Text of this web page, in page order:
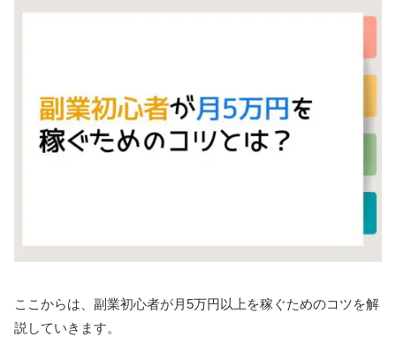
ここからは、副業初心者が月5万円以上を稼ぐためのコツを解
説していきます。